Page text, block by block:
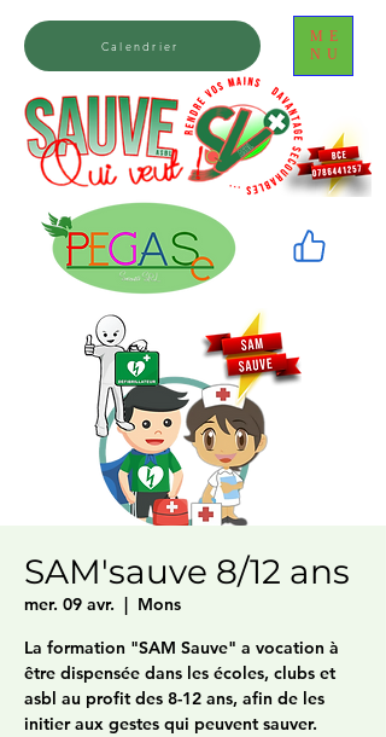
ME
NU
Calendrier
SAM'sauve 8/12 ans
mer. 09 avr.
  |
Mons
La formation "SAM Sauve" a vocation à
être dispensée dans les écoles, clubs et
asbl au profit des 8-12 ans, afin de les
initier aux gestes qui peuvent sauver.